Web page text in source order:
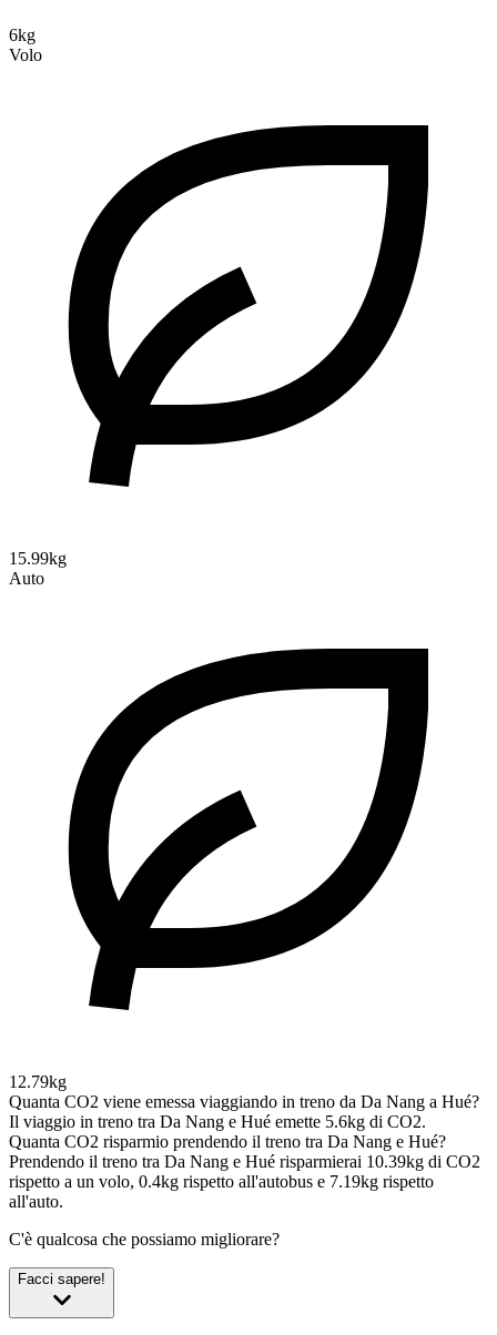
6kg
Volo
15.99kg
Auto
12.79kg
Quanta CO2 viene emessa viaggiando in treno da Da Nang a Hué?
Il viaggio in treno tra Da Nang e Hué emette 5.6kg di CO2.
Quanta CO2 risparmio prendendo il treno tra Da Nang e Hué?
Prendendo il treno tra Da Nang e Hué risparmierai 10.39kg di CO2
rispetto a un volo, 0.4kg rispetto all'autobus e 7.19kg rispetto
all'auto.
C'è qualcosa che possiamo migliorare?
Facci sapere!